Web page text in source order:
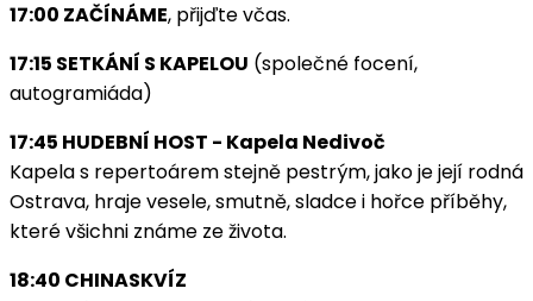
17:00 ZAČÍNÁME, přijďte včas.
17:15 SETKÁNÍ S KAPELOU (společné focení,
autogramiáda)
17:45 HUDEBNÍ HOST - Kapela Nedivoč
Kapela s repertoárem stejně pestrým, jako je její rodná
Ostrava, hraje vesele, smutně, sladce i hořce příběhy,
které všichni známe ze života.
18:40 CHINASKVÍZ